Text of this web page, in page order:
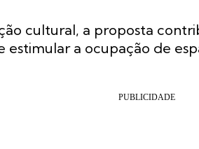
cultural, a proposta
a ocupação de